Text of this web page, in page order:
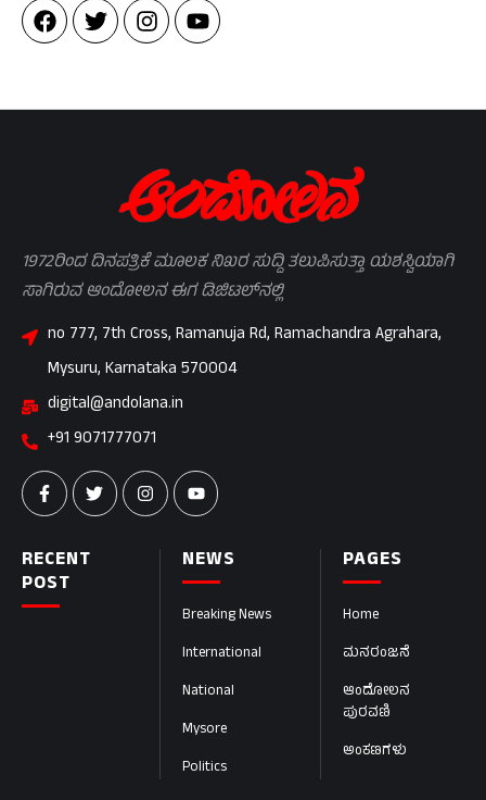
PAGES
Home
ಮನರಂಜನೆ
ಆಂದೋಲನ
ಪುರವಣಿ
ಅಂಕಣಗಳು
NEWS
Breaking News
International
National
Mysore
Politics
RECENT
POST
1972ರಿಂದ ದಿನಪತ್ರಿಕೆ ಮೂಲಕ ನಿಖರ ಸುದ್ದಿ ತಲುಪಿಸುತ್ತಾ ಯಶಸ್ವಿಯಾಗಿ
ಸಾಗಿರುವ ಆಂದೋಲನ ಈಗ ಡಿಜಿಟಲ್‌ನಲ್ಲಿ
no 777, 7th Cross, Ramanuja Rd, Ramachandra Agrahara,
Mysuru, Karnataka 570004
digital@andolana.in
+91 9071777071